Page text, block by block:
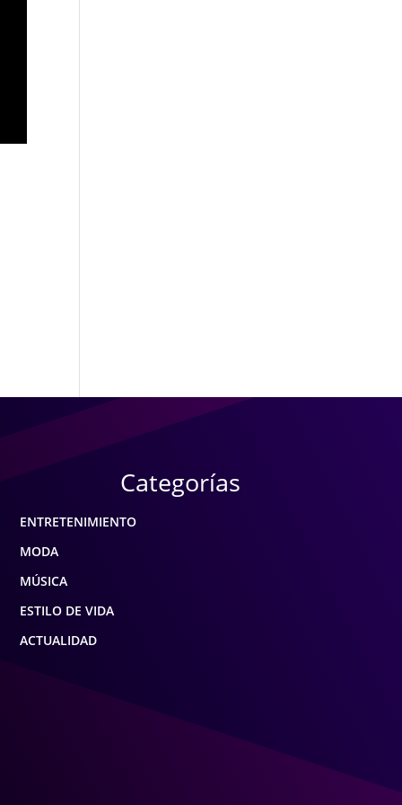
Categorías
ENTRETENIMIENTO
MODA
MÚSICA
ESTILO DE VIDA
ACTUALIDAD